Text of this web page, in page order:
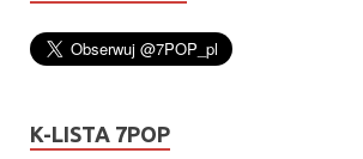
K-LISTA 7POP